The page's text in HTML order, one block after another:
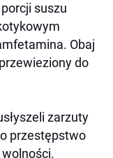
suszu
Obaj
do
zarzuty
przestępstwo